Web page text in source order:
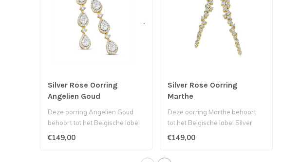
Silver Rose Oorring
Angelien Goud
Deze oorring Angelien Goud
behoort tot het Belgische label
Silver Rose...
€149,00
Silver Rose Oorring
Marthe
Deze oorring Marthe behoort
tot het Belgische label Silver
Rose...
€149,00